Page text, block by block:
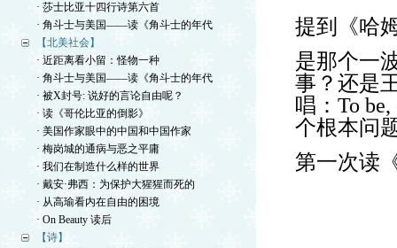
· 莎士比亚十四行诗第六首
· 角斗士与美国——读《角斗士的年代
【北美社会】
· 近距离看小留：怪物一种
· 角斗士与美国——读《角斗士的年代
· 被X封号: 说好的言论自由呢？
· 读《哥伦比亚的倒影》
· 美国作家眼中的中国和中国作家
· 梅岗城的通病与恶之平庸
· 我们在制造什么样的世界
· 戴安·弗西：为保护大猩猩而死的
· 从高瑜看内在自由的困境
· On Beauty 读后
【诗】
提到《哈
是那个一
事？还是
唱：To
个根本问
第一次读